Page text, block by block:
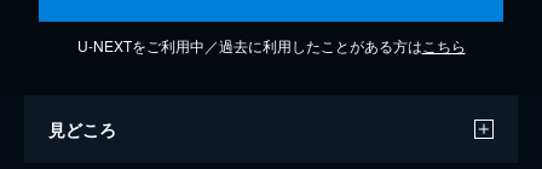
U-NEXTをご利用中／過去に利用したことがある方は こちら
見どころ